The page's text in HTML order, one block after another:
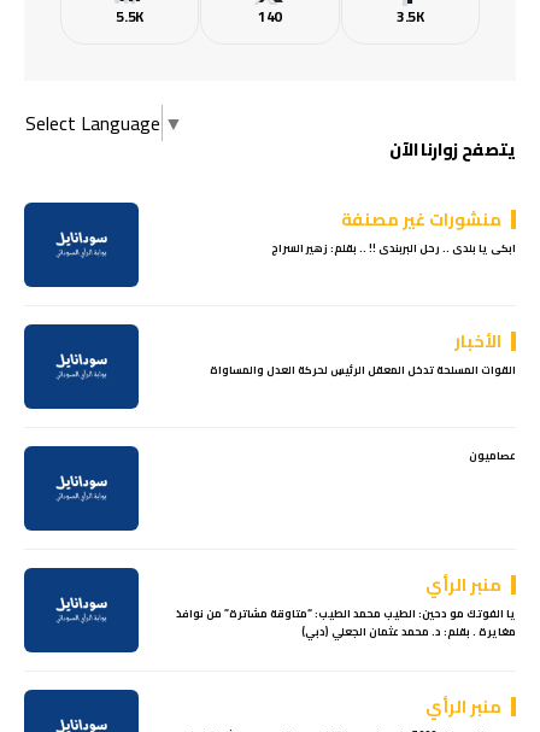
3.5K
140
5.5K
Select Language ▼
يتصفح زوارنا الآن
منشورات غير مصنفة
ابكى يا بلدى .. رحل البربندى !! .. بقلم: زهير السراج
الأخبار
القوات المسلحة تدخل المعقل الرئيسِ لحركة العدل والمساواة
عصاميون
منبر الرأي
يا الفوتك مو دحين: الطيب محمد الطيب: “متاوقة مشاترة” من نوافذ
مغايرة . بقلم: د. محمد عثمان الجعلي (دبي)
منبر الرأي